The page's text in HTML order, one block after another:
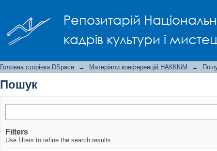
Репозитарій
кадрів культури і
Головна сторінка DSpace → Матеріали конференцій НАКККіМ →
Пошук
Filters
Use filters to refine the search results.